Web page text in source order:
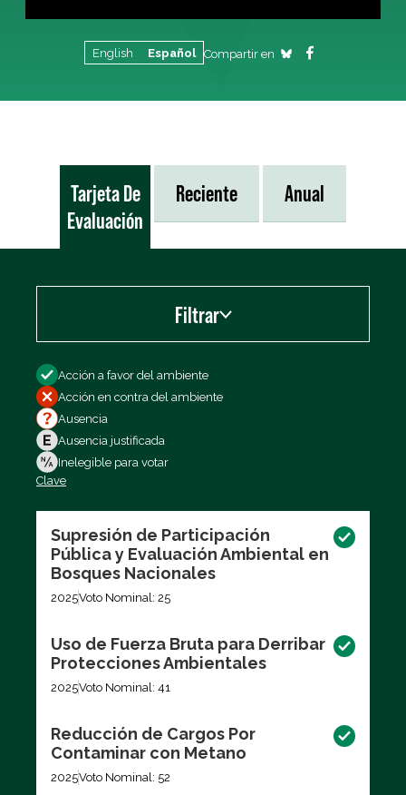
English Español Compartir en
Tarjeta De
Evaluación
Reciente Anual
Filtrar
Filtrar por
Acción a favor del ambiente
Acción en contra del ambiente
Ausencia
Ausencia justificada
Inelegible para votar
Clave
Supresión de Participación
Pública y Evaluación Ambiental en
Bosques Nacionales
2025Voto Nominal: 25
Uso de Fuerza Bruta para Derribar
Protecciones Ambientales
2025Voto Nominal: 41
Reducción de Cargos Por
Contaminar con Metano
2025Voto Nominal: 52